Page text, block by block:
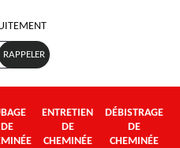
DE
ENTRETIEN
DE
CHEMINÉE
DÉBISTRAGE
DE
CHEMINÉE